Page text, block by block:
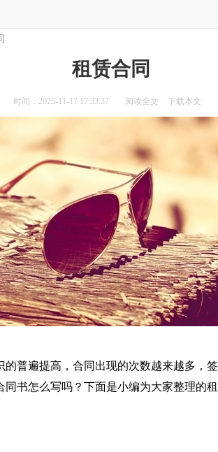
租赁合同
时间：2025-11-17 17:33:37 阅读全文 下载本文
的普遍提高，合同出现的次数越来越多，
书怎么写吗？下面是小编为大家整理的